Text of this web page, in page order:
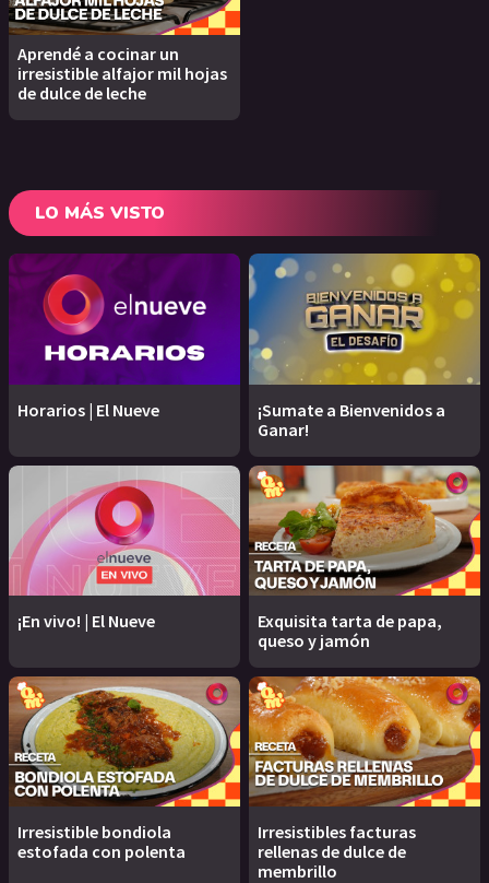
Aprendé a cocinar un
irresistible alfajor mil hojas
de dulce de leche
LO MÁS VISTO
Horarios | El Nueve
¡Sumate a Bienvenidos a
Ganar!
¡En vivo! | El Nueve
Exquisita tarta de papa,
queso y jamón
Irresistible bondiola
estofada con polenta
Irresistibles facturas
rellenas de dulce de
membrillo